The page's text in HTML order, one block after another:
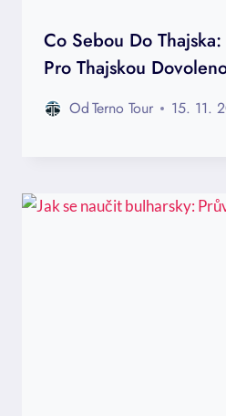
Co Sebou Do
Pro Thajskou
OdTerno Tour 15. 11.